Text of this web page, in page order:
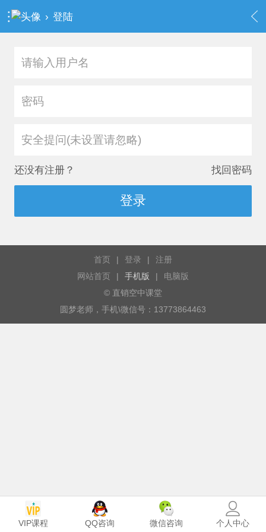
› 登陆
安全提问(未设置请忽略)
还没有注册？ 找回密码
登录
首页 | 登录 |
注册
网站首页
| 手机版 |
电脑版
© 直销空中课堂
圆梦老师，手机\微信号：13773864463
VIP课程 QQ咨询 微信咨询 个人中心